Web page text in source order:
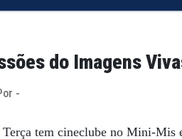
do Imagens
-
Terça tem cineclube no Mini-Mis